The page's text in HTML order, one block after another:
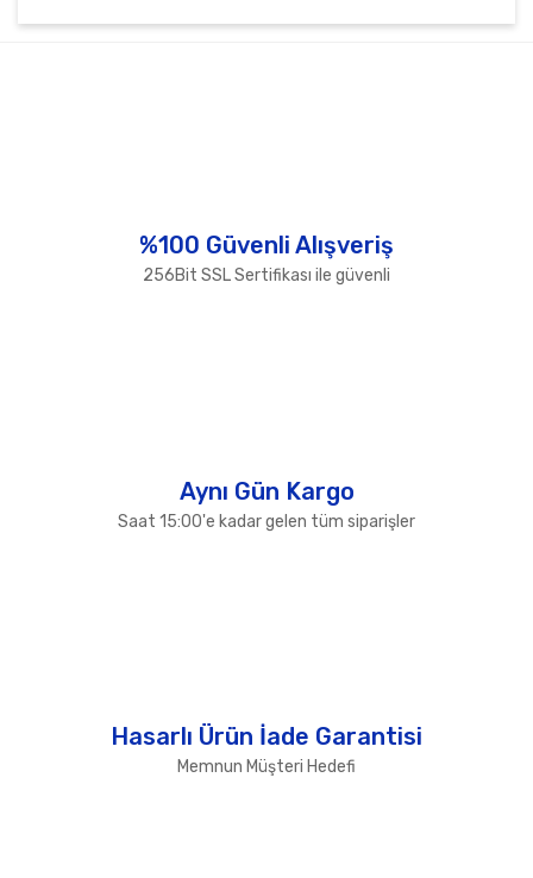
Ürün fiyatı diğer sitelerden daha pahalı.
%100 Güvenli Alışveriş
256Bit SSL Sertifikası ile güvenli
Aynı Gün Kargo
Saat 15:00'e kadar gelen tüm siparişler
Hasarlı Ürün İade Garantisi
Memnun Müşteri Hedefi